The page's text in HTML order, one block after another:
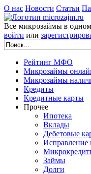
О нас Новости Статьи
Все микрозаймы в
войти или
Рейтинг МФО
Микрозаймы
Микрозаймы
Кредиты
Кредитные карты
Прочее
Ипотека
Вклады
Дебетовые
Исправление
Займы
Долги